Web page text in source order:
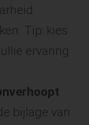
Tip: kies
ervaring
bijlage van